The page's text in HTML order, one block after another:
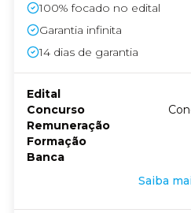
100% focado no edital
Garantia infinita
14 dias de garantia
Edital
Concurso
Remuneração
Formação
Banca
Saiba